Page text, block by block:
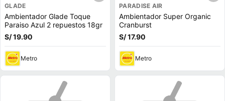
GLADE
Ambientador Glade Toque
Paraiso Azul 2 repuestos 18gr
S/ 19.90
Metro
PARADISE AIR
Ambientador Super Organic
Cranburst
S/ 17.90
Metro